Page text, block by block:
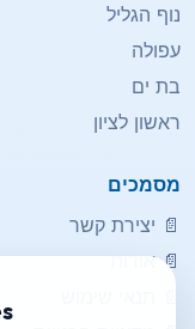
נוף הגליל
עפולה
בת ים
ראשון לציון
מסמכים
📄 יצירת קשר
📄אודות